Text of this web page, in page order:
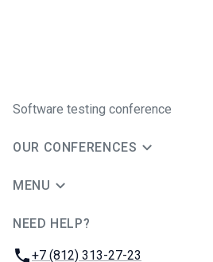
Software testing conference
OUR CONFERENCES
MENU
NEED HELP?
Phone:
+7 (812) 313-27-23